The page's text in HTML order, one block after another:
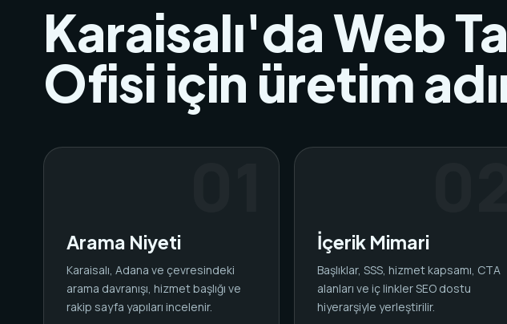
Karaisalı'da Web
Ofisi için üretim
Arama Niyeti
Karaisalı, Adana ve çevresindeki
arama davranışı, hizmet başlığı ve
rakip sayfa yapıları incelenir.
İçerik Mimari
Başlıklar, SSS, hizmet kapsamı, CTA
alanları ve iç linkler SEO dostu
hiyerarşiyle yerleştirilir.